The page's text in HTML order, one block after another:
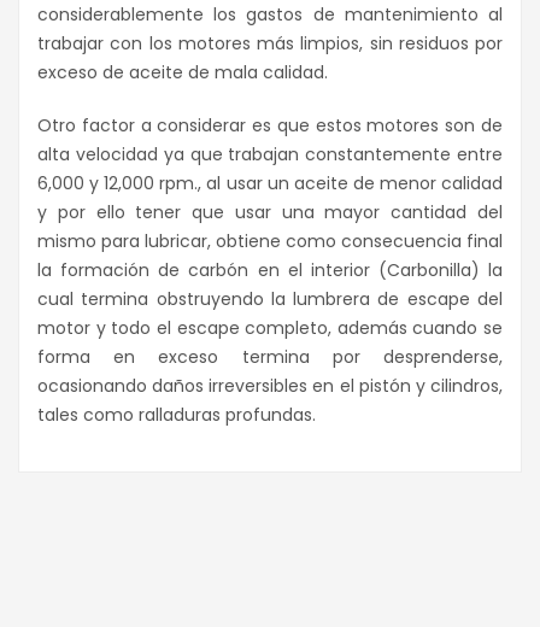
considerablemente los gastos de mantenimiento al
trabajar con los motores más limpios, sin residuos por
exceso de aceite de mala calidad.
Otro factor a considerar es que estos motores son de
alta velocidad ya que trabajan constantemente entre
6,000 y 12,000 rpm., al usar un aceite de menor calidad
y por ello tener que usar una mayor cantidad del
mismo para lubricar, obtiene como consecuencia final
la formación de carbón en el interior (Carbonilla) la
cual termina obstruyendo la lumbrera de escape del
motor y todo el escape completo, además cuando se
forma en exceso termina por desprenderse,
ocasionando daños irreversibles en el pistón y cilindros,
tales como ralladuras profundas.